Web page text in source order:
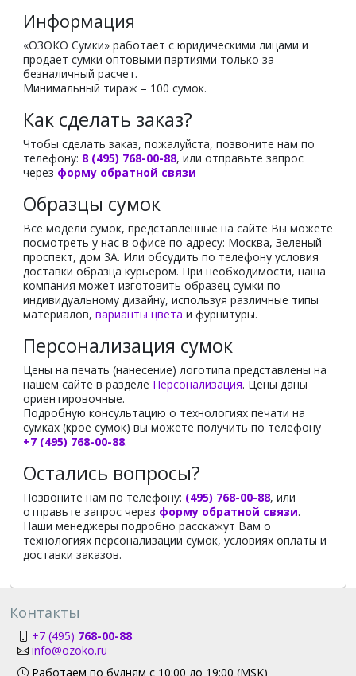
Информация
«ОЗОКО Сумки» работает с юридическими лицами и
продает сумки оптовыми партиями только за
безналичный расчет.
Минимальный тираж – 100 сумок.
Как сделать заказ?
Чтобы сделать заказ, пожалуйста, позвоните нам по
телефону: 8 (495) 768-00-88, или отправьте запрос
через форму обратной связи
Образцы сумок
Все модели сумок, представленные на сайте Вы можете
посмотреть у нас в офисе по адресу: Москва, Зеленый
проспект, дом 3А. Или обсудить по телефону условия
доставки образца курьером. При необходимости, наша
компания может изготовить образец сумки по
индивидуальному дизайну, используя различные типы
материалов, варианты цвета и фурнитуры.
Персонализация сумок
Цены на печать (нанесение) логотипа представлены на
нашем сайте в разделе Персонализация. Цены даны
ориентировочные.
Подробную консультацию о технологиях печати на
сумках (крое сумок) вы можете получить по телефону
+7 (495) 768-00-88.
Остались вопросы?
Позвоните нам по телефону: (495) 768-00-88, или
отправьте запрос через форму обратной связи.
Наши менеджеры подробно расскажут Вам о
технологиях персонализации сумок, условиях оплаты и
доставки заказов.
Контакты
+7 (495) 768-00-88
info@ozoko.ru
Работаем по будням с 10:00 до 19:00 (MSK)